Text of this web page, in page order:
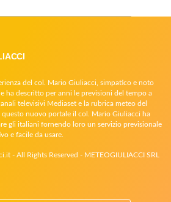
del col. Mario Giuliacci, simpatico e noto
ha descritto per anni le previsioni del tempo a
televisivi Mediaset e la rubrica meteo del
questo nuovo portale il col. Mario Giuliacci ha
gli italiani fornendo loro un servizio previsionale
e facile da usare.
- All Rights Reserved - METEOGIULIACCI SRL